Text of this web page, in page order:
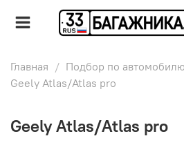
Главная Подбор по автомобилю
Geely Atlas/Atlas pro
Geely Atlas/Atlas pro